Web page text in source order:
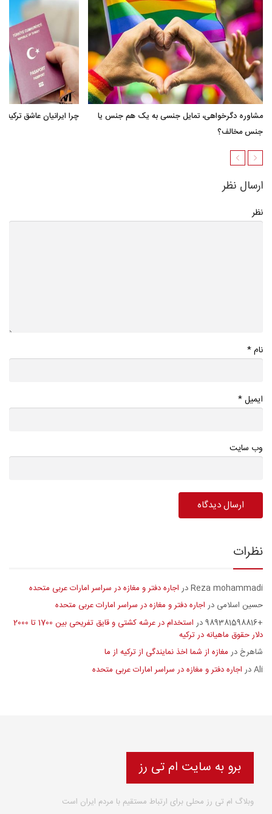
مشاوره دگرخواهی، تمایل جنسی به یک هم جنس یا
جنس مخالف؟
چرا ایرانیان عاشق
ارسال نظر
نظر
نام*
ایمیل*
وب سایت
نظرات
Reza mohammadiدر اجاره دفتر و مغازه در سراسر امارات عربی متحده
حسین اسلامی در اجاره دفتر و مغازه در سراسر امارات عربی متحده
+989381598816
در
استخدام در عرشه کشتی و قایق تفریحی بین 1700 تا 2000
دلار حقوق ماهیانه در ترکیه
شاهرخ در مغازه از شما اخذ نمایندگی از ترکیه از ما
Aliدر اجاره دفتر و مغازه در سراسر امارات عربی متحده
برو به سایت ام تی رز
وبلاگ ام تی رز محلی برای ارتباط مستقیم با مردم ایران است